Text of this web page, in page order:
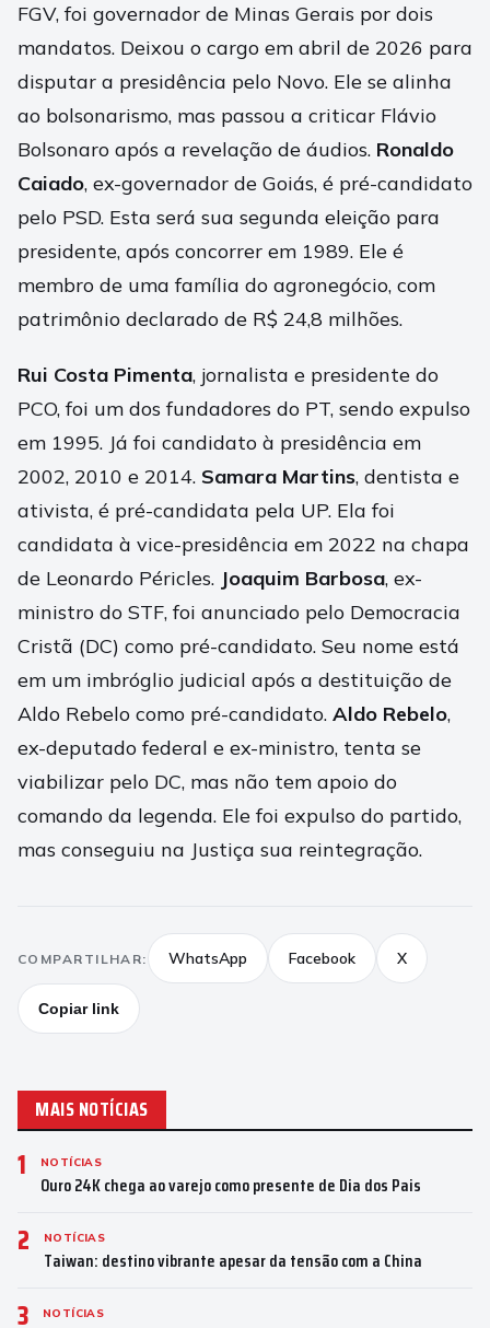
FGV, foi governador de Minas Gerais por dois
mandatos. Deixou o cargo em abril de 2026 para
disputar a presidência pelo Novo. Ele se alinha
ao bolsonarismo, mas passou a criticar Flávio
Bolsonaro após a revelação de áudios. Ronaldo
Caiado, ex-governador de Goiás, é pré-candidato
pelo PSD. Esta será sua segunda eleição para
presidente, após concorrer em 1989. Ele é
membro de uma família do agronegócio, com
patrimônio declarado de R$ 24,8 milhões.
Rui Costa Pimenta, jornalista e presidente do
PCO, foi um dos fundadores do PT, sendo expulso
em 1995. Já foi candidato à presidência em
2002, 2010 e 2014. Samara Martins, dentista e
ativista, é pré-candidata pela UP. Ela foi
candidata à vice-presidência em 2022 na chapa
de Leonardo Péricles. Joaquim Barbosa, ex-
ministro do STF, foi anunciado pelo Democracia
Cristã (DC) como pré-candidato. Seu nome está
em um imbróglio judicial após a destituição de
Aldo Rebelo como pré-candidato. Aldo Rebelo,
ex-deputado federal e ex-ministro, tenta se
viabilizar pelo DC, mas não tem apoio do
comando da legenda. Ele foi expulso do partido,
mas conseguiu na Justiça sua reintegração.
COMPARTILHAR: WhatsApp Facebook X
Copiar link
MAIS NOTÍCIAS
1 NOTÍCIAS
Ouro 24K chega ao varejo como presente de Dia dos Pais
2 NOTÍCIAS
Taiwan: destino vibrante apesar da tensão com a China
3 NOTÍCIAS